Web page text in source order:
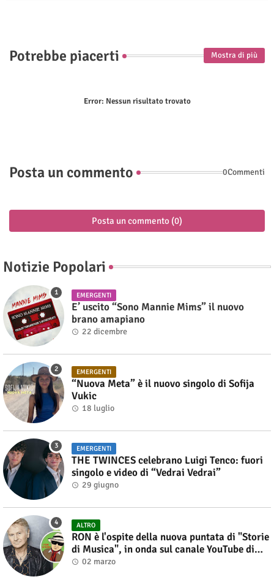
Potrebbe piacerti Mostra di più
Error: Nessun risultato trovato
Posta un commento 0Commenti
Posta un commento (0)
Notizie Popolari
EMERGENTI
E’ uscito “Sono Mannie Mims” il nuovo
brano amapiano
22 dicembre
EMERGENTI
“Nuova Meta” è il nuovo singolo di Sofija
Vukic
18 luglio
EMERGENTI
THE TWINCES celebrano Luigi Tenco: fuori
singolo e video di “Vedrai Vedrai”
29 giugno
ALTRO
RON è l'ospite della nuova puntata di "Storie
di Musica", in onda sul canale YouTube di
Alberto Salerno
02 marzo